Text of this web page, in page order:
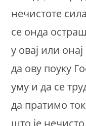
нечистоте
се онда
у овај или
да ову поуку
уму и да се
да пратимо